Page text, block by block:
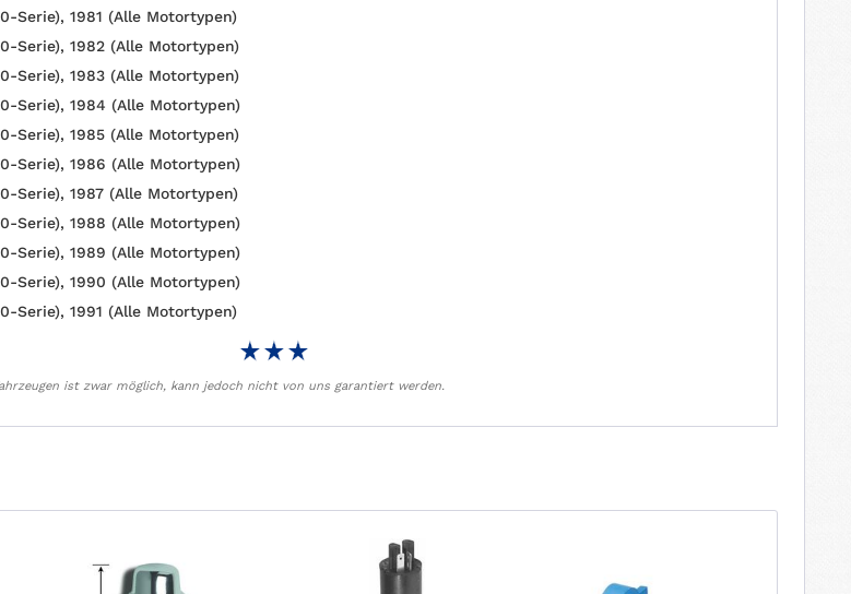
Serie), 1981 (Alle Motortypen)
Serie), 1982 (Alle Motortypen)
Serie), 1983 (Alle Motortypen)
Serie), 1984 (Alle Motortypen)
Serie), 1985 (Alle Motortypen)
Serie), 1986 (Alle Motortypen)
Serie), 1987 (Alle Motortypen)
Serie), 1988 (Alle Motortypen)
Serie), 1989 (Alle Motortypen)
Serie), 1990 (Alle Motortypen)
Serie), 1991 (Alle Motortypen)
ist zwar möglich, kann jedoch nicht von uns garantiert werden.